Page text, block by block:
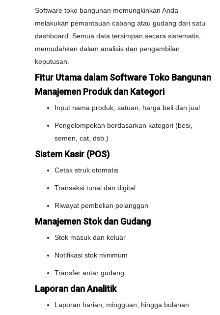
Software toko bangunan memungkinkan Anda
melakukan pemantauan cabang atau gudang dari satu
dashboard. Semua data tersimpan secara sistematis,
memudahkan dalam analisis dan pengambilan
keputusan.
Fitur Utama dalam Software Toko Bangunan
Manajemen Produk dan Kategori
Input nama produk, satuan, harga beli dan jual
Pengelompokan berdasarkan kategori (besi,
semen, cat, dsb.)
Sistem Kasir (POS)
Cetak struk otomatis
Transaksi tunai dan digital
Riwayat pembelian pelanggan
Manajemen Stok dan Gudang
Stok masuk dan keluar
Notifikasi stok minimum
Transfer antar gudang
Laporan dan Analitik
Laporan harian, mingguan, hingga bulanan